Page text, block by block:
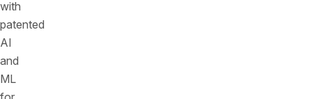
with
patented
AI
and
ML